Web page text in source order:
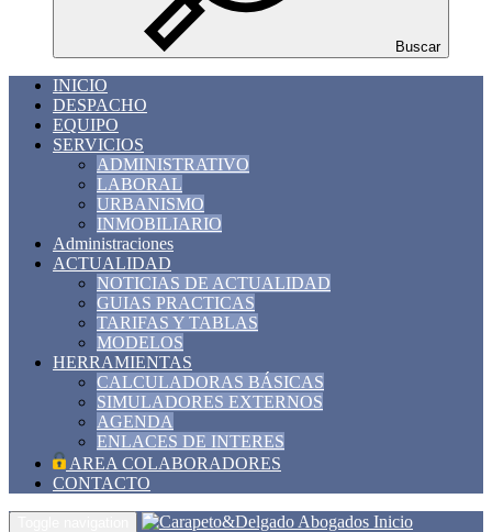
Buscar
INICIO
DESPACHO
EQUIPO
SERVICIOS
ADMINISTRATIVO
LABORAL
URBANISMO
INMOBILIARIO
Administraciones
ACTUALIDAD
NOTICIAS DE ACTUALIDAD
GUIAS PRACTICAS
TARIFAS Y TABLAS
MODELOS
HERRAMIENTAS
CALCULADORAS BÁSICAS
SIMULADORES EXTERNOS
AGENDA
ENLACES DE INTERES
AREA COLABORADORES
CONTACTO
Inicio